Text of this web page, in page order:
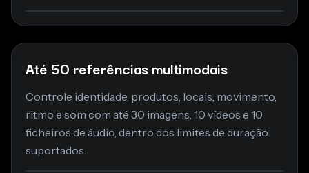
Até 50 referências multimodais
Controle identidade, produtos, locais, movimento,
ritmo e som com até 30 imagens, 10 vídeos e 10
ficheiros de áudio, dentro dos limites de duração
suportados.